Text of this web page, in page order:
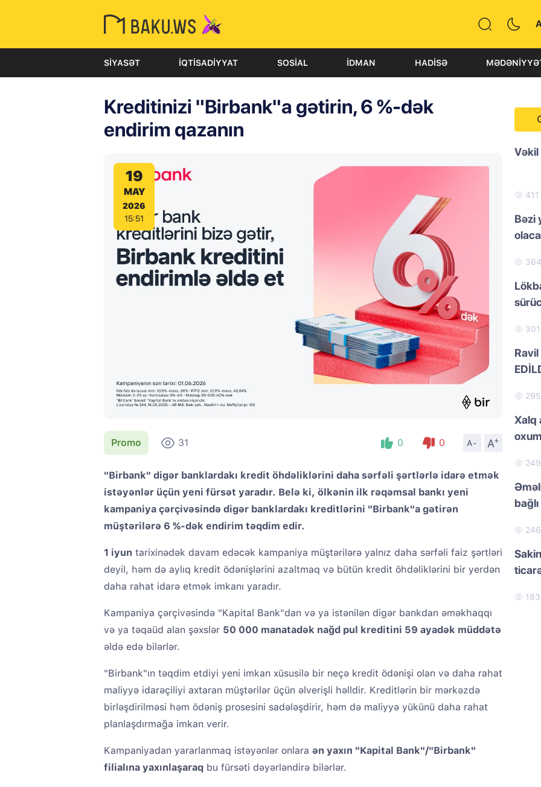
SIYASƏT İQTISADIYYAT SOSIAL İDMAN HADISƏ
Kreditinizi "Birbank"a gətirin, 6 %-dək
endirim qazanın
19
MAY
2026
15:51
Promo 31 0 0 A- A
+
"Birbank" digər banklardakı kredit öhdəliklərini daha sərfəli şərtlərlə idarə etmək
istəyənlər üçün yeni fürsət yaradır. Belə ki, ölkənin ilk rəqəmsal bankı yeni
kampaniya çərçivəsində digər banklardakı kreditlərini "Birbank"a gətirən
müştərilərə 6 %-dək endirim təqdim edir.
1 iyun tarixinədək davam edəcək kampaniya müştərilərə yalnız daha sərfəli faiz şərtləri
deyil, həm də aylıq kredit ödənişlərini azaltmaq və bütün kredit öhdəliklərini bir yerdən
daha rahat idarə etmək imkanı yaradır.
Kampaniya çərçivəsində "Kapital Bank"dan və ya istənilən digər bankdan əməkhaqqı
və ya təqaüd alan şəxslər 50 000 manatadək nağd pul kreditini 59 ayadək müddətə
əldə edə bilərlər.
"Birbank"ın təqdim etdiyi yeni imkan xüsusilə bir neçə kredit ödənişi olan və daha rahat
maliyyə idarəçiliyi axtaran müştərilər üçün əlverişli həlldir. Kreditlərin bir mərkəzdə
birləşdirilməsi həm ödəniş prosesini sadələşdirir, həm də maliyyə yükünü daha rahat
planlaşdırmağa imkan verir.
Kampaniyadan yararlanmaq istəyənlər onlara ən yaxın "Kapital Bank"/"Birbank"
filialına yaxınlaşaraq bu fürsəti dəyərləndirə bilərlər.
411
Bəzi
Xalq